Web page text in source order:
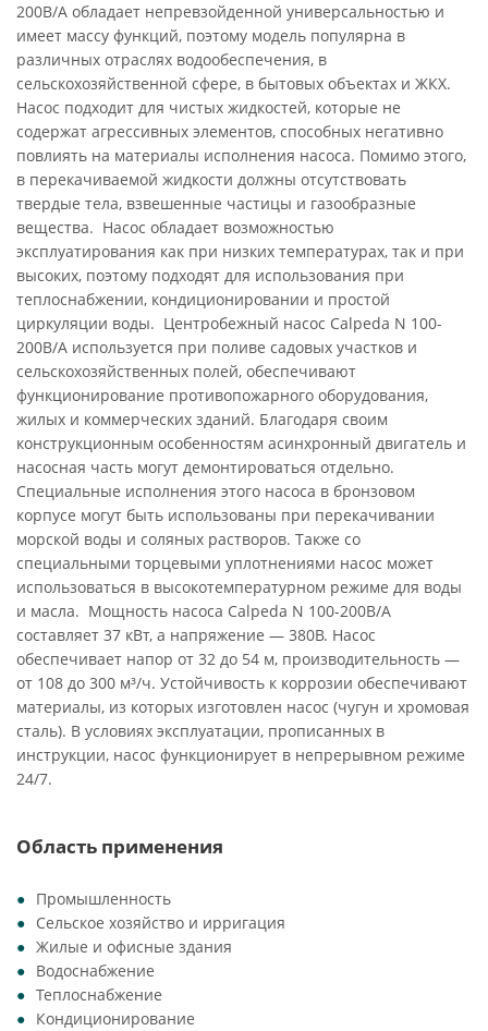
200B/A обладает непревзойденной универсальностью и
имеет массу функций, поэтому модель популярна в
различных отраслях водообеспечения, в
сельскохозяйственной сфере, в бытовых объектах и ЖКХ.
Насос подходит для чистых жидкостей, которые не
содержат агрессивных элементов, способных негативно
повлиять на материалы исполнения насоса. Помимо этого,
в перекачиваемой жидкости должны отсутствовать
твердые тела, взвешенные частицы и газообразные
вещества. Насос обладает возможностью
эксплуатирования как при низких температурах, так и при
высоких, поэтому подходят для использования при
теплоснабжении, кондиционировании и простой
циркуляции воды. Центробежный насос Calpeda N 100-
200B/A используется при поливе садовых участков и
сельскохозяйственных полей, обеспечивают
функционирование противопожарного оборудования,
жилых и коммерческих зданий. Благодаря своим
конструкционным особенностям асинхронный двигатель и
насосная часть могут демонтироваться отдельно.
Специальные исполнения этого насоса в бронзовом
корпусе могут быть использованы при перекачивании
морской воды и соляных растворов. Также со
специальными торцевыми уплотнениями насос может
использоваться в высокотемпературном режиме для воды
и масла. Мощность насоса Calpeda N 100-200B/A
составляет 37 кВт, а напряжение — 380В. Насос
обеспечивает напор от 32 до 54 м, производительность —
от 108 до 300 м³/ч. Устойчивость к коррозии обеспечивают
материалы, из которых изготовлен насос (чугун и хромовая
сталь). В условиях эксплуатации, прописанных в
инструкции, насос функционирует в непрерывном режиме
24/7.
Область применения
Промышленность
Сельское хозяйство и ирригация
Жилые и офисные здания
Водоснабжение
Теплоснабжение
Кондиционирование